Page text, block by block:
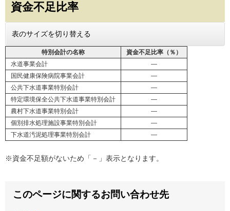
​資金不足比率
表のサイズを切り替える
特別会計の名称
資金不足比率（％）
水道事業会計
―
国民健康保険病院事業会計
―
公共下水道事業特別会計
―
特定環境保全公共下水道事業特別会計
―
農村下水道事業特別会計
―
個別排水処理施設事業特別会計
―
下水道汚泥処理事業特別会計
―
※資金不足額がないため「－」表示となります。
このページに関するお問い合わせ先